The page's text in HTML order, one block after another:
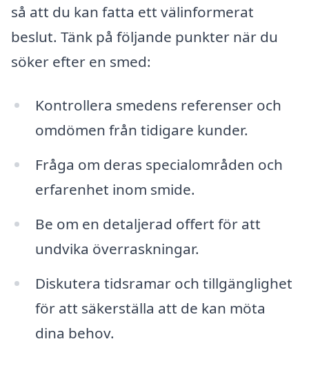
så att du kan fatta ett välinformerat
beslut. Tänk på följande punkter när du
söker efter en smed:
Kontrollera smedens referenser och
omdömen från tidigare kunder.
Fråga om deras specialområden och
erfarenhet inom smide.
Be om en detaljerad offert för att
undvika överraskningar.
Diskutera tidsramar och tillgänglighet
för att säkerställa att de kan möta
dina behov.